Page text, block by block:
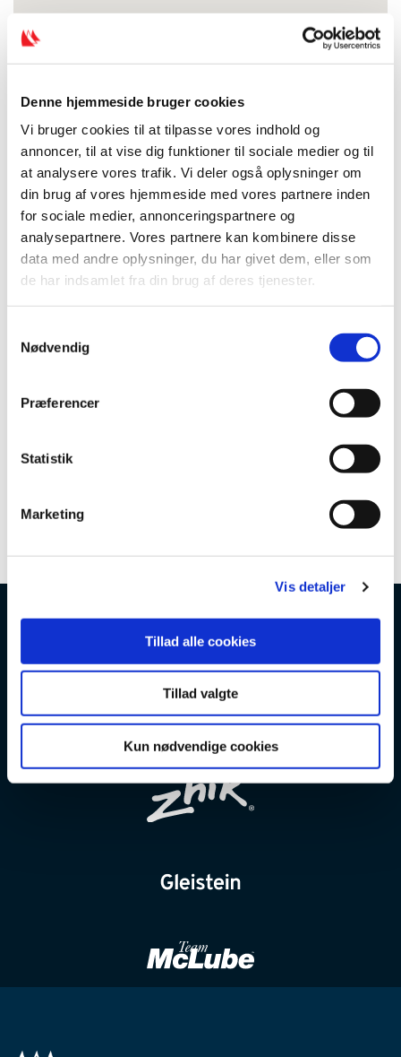
Denne hjemmeside bruger cookies
Vi bruger cookies til at tilpasse vores indhold og
annoncer, til at vise dig funktioner til sociale medier og til
at analysere vores trafik. Vi deler også oplysninger om
din brug af vores hjemmeside med vores partnere inden
for sociale medier, annonceringspartnere og
analysepartnere. Vores partnere kan kombinere disse
data med andre oplysninger, du har givet dem, eller som
de har indsamlet fra din brug af deres tjenester.
Nødvendig
Præferencer
Statistik
Marketing
Vis detaljer
Tillad alle cookies
Tillad valgte
Kun nødvendige cookies